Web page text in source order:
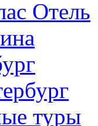
Отель
туры